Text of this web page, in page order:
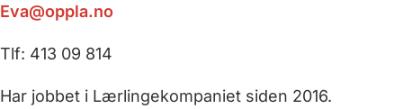
Eva@oppla.no
Tlf: 413 09 814
Har jobbet i Lærlingekompaniet siden 2016.